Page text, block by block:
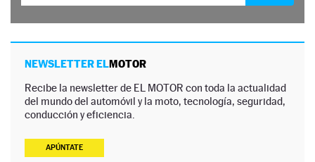
NEWSLETTER ELMOTOR
Recibe la newsletter de EL MOTOR con toda la actualidad
del mundo del automóvil y la moto, tecnología, seguridad,
conducción y eficiencia.
APÚNTATE